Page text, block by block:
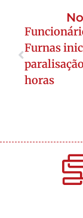
Furnas
horas